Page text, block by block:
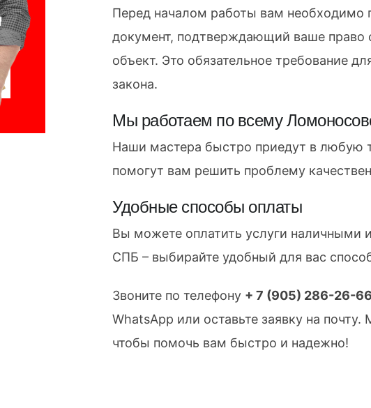
Перед началом работы вам необходимо
документ, подтверждающий ваше право
объект. Это обязательное требование
закона.
Мы работаем по всему
Наши мастера быстро приедут в любую
помогут вам решить проблему
Удобные способы оплаты
Вы можете оплатить услуги наличными
СПБ – выбирайте удобный для вас
Звоните по телефону + 7 (905) 286-26-66
WhatsApp или оставьте заявку на
чтобы помочь вам быстро и надежно!